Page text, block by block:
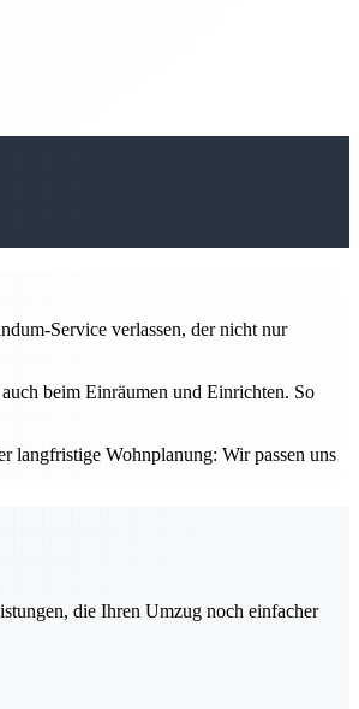
Service verlassen, der nicht nur
beim Einräumen und Einrichten. So
langfristige Wohnplanung: Wir passen uns
die Ihren Umzug noch einfacher